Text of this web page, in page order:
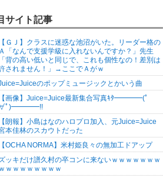
サイト記事
【ＧＪ】クラスに迷惑な池沼がいた。リーダー格の
Ａ「なんで支援学級に入れないんですか？」先生
「背の高い低いと同じで、これも個性なの！差別は
されません！」→ここでＡがｗ
のポップミュージックとかいう曲
【画像】Juice=Juice最新集合写真ｷﾀ━━━━(ﾟ
ﾟ)━━━━!!
【朗報】小島はなのハロプロ加入、元Juice=Juice
本佳林のスカウトだった
【OCHA NORMA】米村姫良々の無加工ドアップ
ッキだけ譜久村の卒コンに来ないｗｗｗｗｗｗｗ
ｗｗｗｗｗｗｗｗｗ